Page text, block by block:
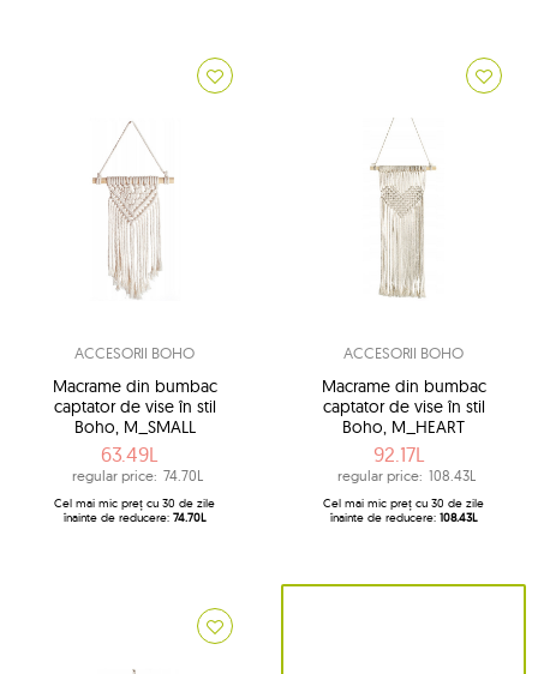
ACCESORII BOHO
Macrame din bumbac
captator de vise în stil
Boho, M_SMALL
63.49L
regular price: 74.70L
Cel mai mic preț cu 30 de zile
înainte de reducere: 74.70L
ACCESORII BOHO
Macrame din bumbac
captator de vise în stil
Boho, M_HEART
92.17L
regular price: 108.43L
Cel mai mic preț cu 30 de zile
înainte de reducere: 108.43L